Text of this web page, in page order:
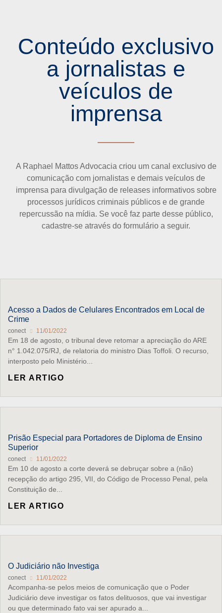
Conteúdo exclusivo
a jornalistas e
veículos de
imprensa
A Raphael Mattos Advocacia criou um canal exclusivo de
comunicação com jornalistas e demais veículos de
imprensa para divulgação de releases informativos sobre
processos jurídicos criminais públicos e de grande
repercussão na mídia. Se você faz parte desse público,
cadastre-se através do formulário a seguir.
Acesso a Dados de Celulares Encontrados em Local de
Crime
conect 11/01/2022
Em 18 de agosto, o tribunal deve retomar a apreciação do ARE
n° 1.042.075/RJ, de relatoria do ministro Dias Toffoli. O recurso,
interposto pelo Ministério...
LER ARTIGO
Prisão Especial para Portadores de Diploma de Ensino
Superior
conect 11/01/2022
Em 10 de agosto a corte deverá se debruçar sobre a (não)
recepção do artigo 295, VII, do Código de Processo Penal, pela
Constituição de...
LER ARTIGO
O Judiciário não Investiga
conect 11/01/2022
Acompanha-se pelos meios de comunicação que o Poder
Judiciário deve investigar os fatos delituosos, que vai investigar
ou que determinado fato vai ser apurado a...